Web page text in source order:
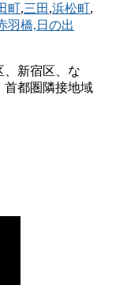
町,三田 ,浜松町,
羽橋, 日の出
、新宿区、な
都圏隣接地域